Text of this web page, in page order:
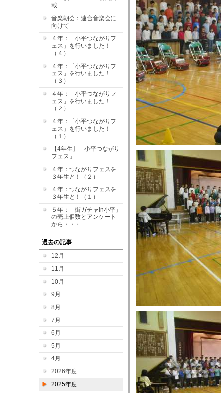
載
音楽朝会：連合音楽会に
向けて
４年：「小平つながりフ
ェス」を行いました！
（４）
４年：「小平つながりフ
ェス」を行いました！
（３）
４年：「小平つながりフ
ェス」を行いました！
（２）
４年：「小平つながりフ
ェス」を行いました！
（１）
【4年生】「小平つながり
フェス」
４年：つながりフェスを
３年生と！（２）
４年：つながりフェスを
３年生と！（１）
５年：「街ガチャin小平」
の売上個数とアンケート
から・・・
過去の記事
12月
11月
10月
9月
8月
7月
6月
5月
4月
2026年度
2025年度